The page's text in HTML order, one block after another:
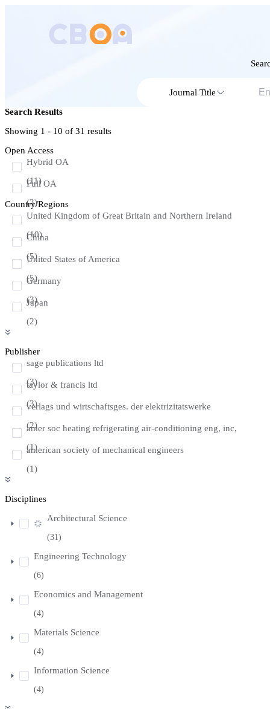
Journal Title
Search Results
Showing 1 - 10 of 31 results
Open Access
Hybrid OA
(11)
Full OA
(3)
Country/Regions
United Kingdom of Great Britain and Northern Ireland
(10)
China
(5)
United States of America
(5)
Germany
(3)
Japan
(2)
Publisher
sage publications ltd
(3)
taylor & francis ltd
(3)
verlags und wirtschaftsges. der elektrizitatswerke
(2)
amer soc heating refrigerating air-conditioning eng, inc,
(1)
american society of mechanical engineers
(1)
Disciplines
Architectural Science
(31)
Engineering Technology
(6)
Economics and Management
(4)
Materials Science
(4)
Information Science
(4)